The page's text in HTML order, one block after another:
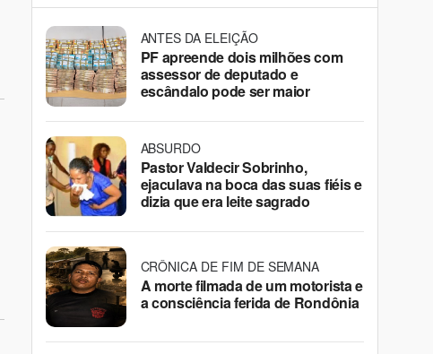
ANTES DA ELEIÇÃO
PF apreende dois milhões com
assessor de deputado e
escândalo pode ser maior
ABSURDO
Pastor Valdecir Sobrinho,
ejaculava na boca das suas fiéis e
dizia que era leite sagrado
CRÔNICA DE FIM DE SEMANA
A morte filmada de um motorista e
a consciência ferida de Rondônia